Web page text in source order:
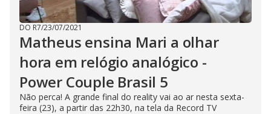
DO R7/23/07/2021
Matheus ensina Mari a olhar
hora em relógio analógico -
Power Couple Brasil 5
Não perca! A grande final do reality vai ao ar nesta sexta-
feira (23), a partir das 22h30, na tela da Record TV